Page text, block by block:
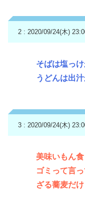
2 : 2020/09/24(木)
そばは塩っ
うどんは出
3 : 2020/09/24(木)
美味いもん
ゴミって言
ざる蕎麦だ